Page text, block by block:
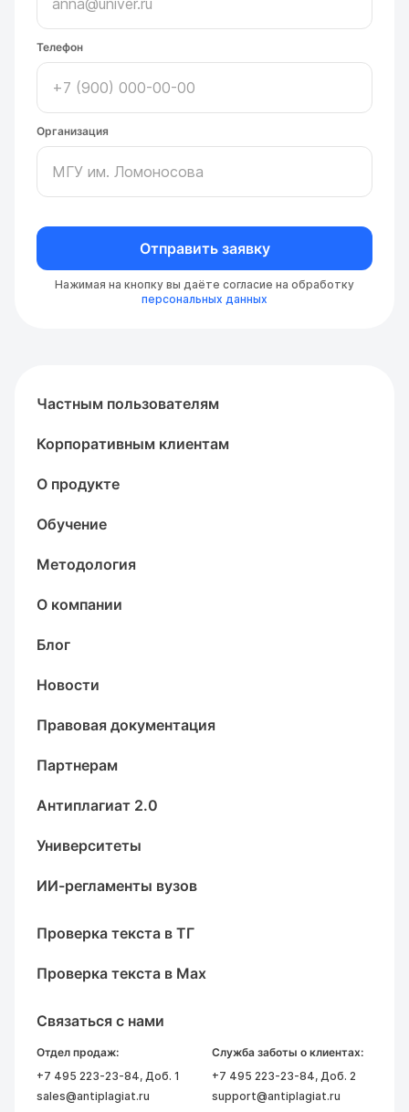
Телефон
Организация
Отправить заявку
Нажимая на кнопку вы даёте согласие на обработку
персональных данных
Частным пользователям
Корпоративным клиентам
О продукте
Обучение
Методология
О компании
Блог
Новости
Правовая документация
Партнерам
Антиплагиат 2.0
Университеты
ИИ-регламенты вузов
Проверка текста в ТГ
Проверка текста в Max
Связаться с нами
Отдел продаж:
+7 495 223-23-84, Доб. 1
sales@antiplagiat.ru
Служба заботы о клиентах:
+7 495 223-23-84, Доб. 2
support@antiplagiat.ru